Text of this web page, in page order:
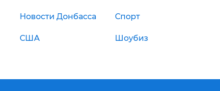
Новости Донбасса Спорт
США Шоубиз